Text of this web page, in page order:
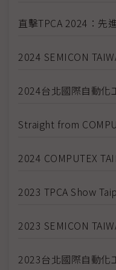
直擊TPCA 2024：先
2024 SEMICON
2024台北國際自動化
Straight from
2024 COMPUTEX
2023 TPCA Show
2023 SEMICON
2023台北國際自動化